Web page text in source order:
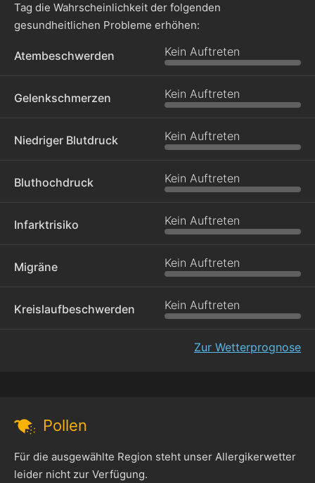
Tag die Wahrscheinlichkeit der folgenden
gesundheitlichen Probleme erhöhen:
Atembeschwerden Kein Auftreten
Gelenkschmerzen Kein Auftreten
Niedriger Blutdruck Kein Auftreten
Bluthochdruck Kein Auftreten
Infarktrisiko Kein Auftreten
Migräne Kein Auftreten
Kreislaufbeschwerden Kein Auftreten
Zur Wetterprognose
Pollen
Für die ausgewählte Region steht unser Allergikerwetter
leider nicht zur Verfügung.